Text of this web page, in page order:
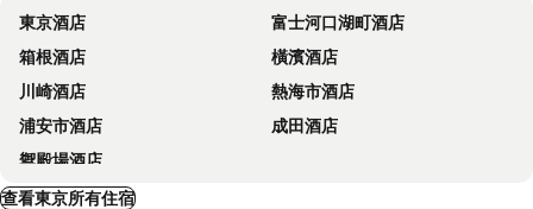
東京酒店
富士河口湖町酒店
箱根酒店
橫濱酒店
川崎酒店
熱海市酒店
浦安市酒店
成田酒店
禦殿場酒店
查看東京所有住宿